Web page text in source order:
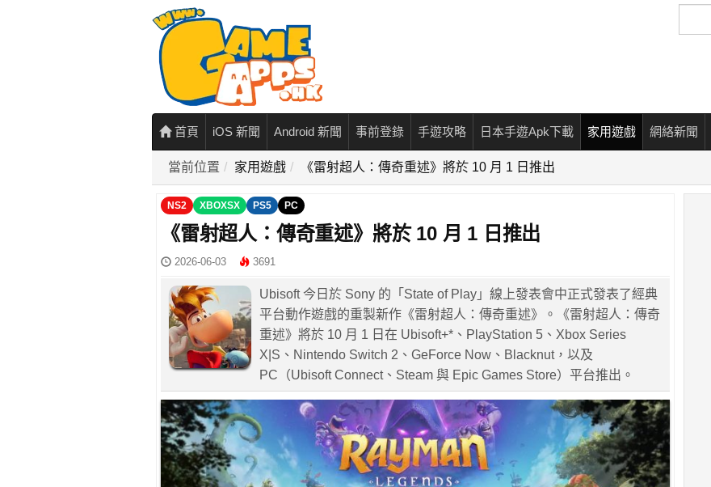
尋
首頁 iOS 新聞 Android 新聞 事前登錄 手遊攻略 日本手遊Apk下載 家用遊戲 網絡新聞
當前位置 家用遊戲 《雷射超人：傳奇重述》將於 10 月 1 日推出
NS2 XBOXSX PS5 PC
《雷射超人：傳奇重述》將於 10 月 1 日推出
2026-06-03 3691
Ubisoft 今日於 Sony 的「State of Play」線上發表會中正式發表了經典
平台動作遊戲的重製新作《雷射超人：傳奇重述》。《雷射超人：傳奇
重述》將於 10 月 1 日在 Ubisoft+*、PlayStation 5、Xbox Series
X|S、Nintendo Switch 2、GeForce Now、Blacknut，以及
PC（Ubisoft Connect、Steam 與 Epic Games Store）平台推出。